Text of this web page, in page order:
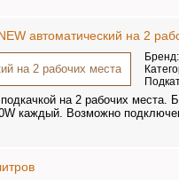
автоматический на 2
Бренд:
подкачкой на 2 рабочих
каждый. Возможно